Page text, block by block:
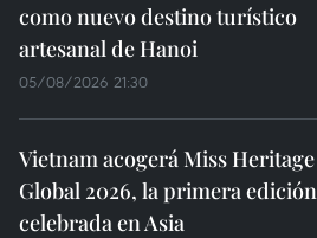
como nuevo destino turístico
artesanal de Hanoi
05/08/2026 21:30
Vietnam acogerá Miss Heritage
Global 2026, la primera edición
celebrada en Asia